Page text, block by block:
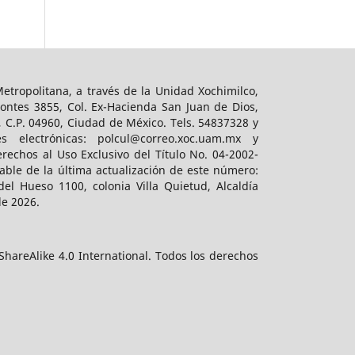
a través de la Unidad Xochimilco,
3855, Col. Ex-Hacienda San Juan de Dios,
04960, Ciudad de México. Tels. 54837328 y
polcul@correo.xoc.uam.mx y
al Uso Exclusivo del Título No. 04-2002-
de la última actualización de este número:
Hueso 1100, colonia Villa Quietud, Alcaldía
2026.
4.0 International. Todos los derechos